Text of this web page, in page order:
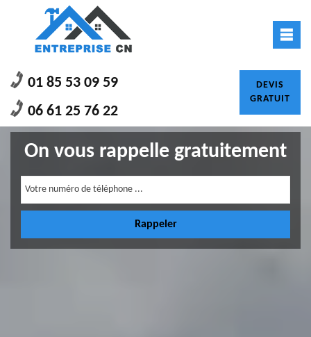
01 85 53 09 59
06 61 25 76 22
DEVIS
GRATUIT
On vous rappelle gratuitement